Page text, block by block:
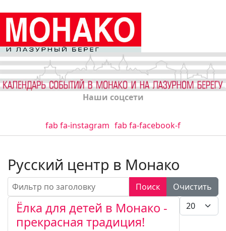
Наши соцсети
fab fa-instagram fab fa-facebook-f
Русский центр в Монако
Фильтр по заголовку Поиск
Очистить
Кол-во
Ёлка для детей в Монако -
прекрасная традиция!